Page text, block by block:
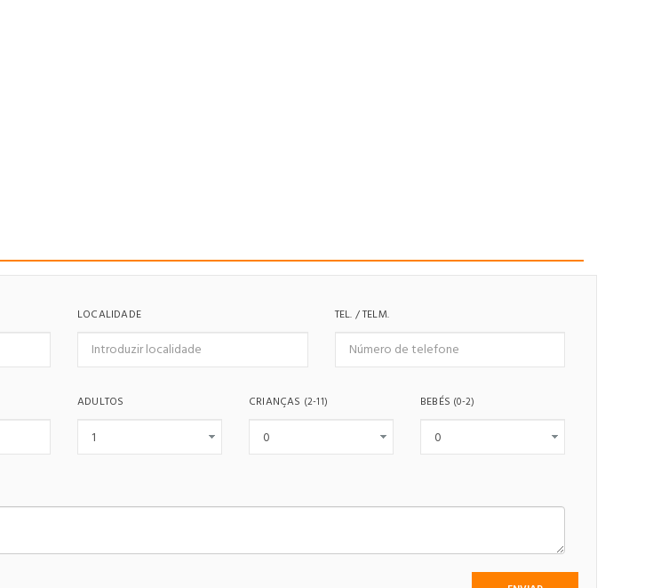
LOCALIDADE TEL. / TELM.
ADULTOS CRIANÇAS (2-11) BEBÉS (0-2)